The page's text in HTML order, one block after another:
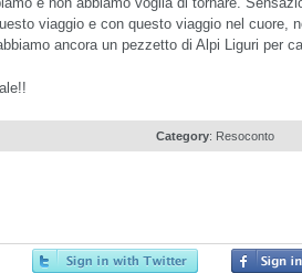
viaggio e con questo viaggio nel cuore,
ancora un pezzetto di Alpi Liguri per
Category: Resoconto